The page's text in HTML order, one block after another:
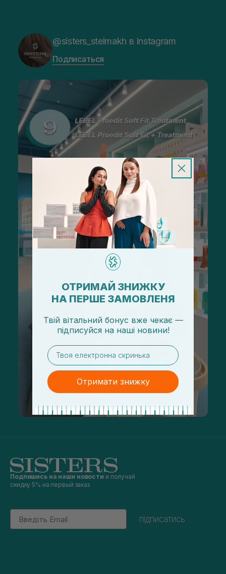
@sisters_stelmakh в Instagram
Подписаться
Подпишись на наши новости и получай
скидку 5% на первый заказ
Email
підписатись
ОТРИМАЙ ЗНИЖКУ
НА ПЕРШЕ ЗАМОВЛЕНЯ
Твій вітальний бонус вже чекає —
підписуйся на наші новини!
email
Отримати знижку